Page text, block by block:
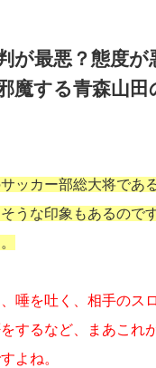
が最悪？態度が
魔する青森山田
ッカー部総大将であ
うな印象もあるので
唾を吐く、相手のス
するなど、まあこれ
よね。